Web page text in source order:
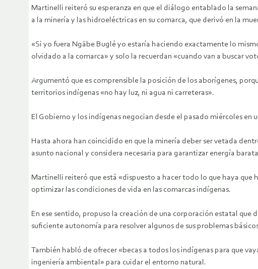
Martinelli reiteró su esperanza en que el diálogo entablado la
a la minería y las hidroeléctricas en su comarca, que derivó en la
«Si yo fuera Ngäbe Buglé yo estaría haciendo exactamente lo
olvidado a la comarca» y solo la recuerdan «cuando van a buscar
Argumentó que es comprensible la posición de los aborígenes,
territorios indígenas «no hay luz, ni agua ni carreteras».
El Gobierno y los indígenas negocian desde el pasado miércoles en
Hasta ahora han coincidido en que la minería deber ser vetada
asunto nacional y considera necesaria para garantizar energía
Martinelli reiteró que está «dispuesto a hacer todo lo que haya que
optimizar las condiciones de vida en las comarcas indígenas.
En ese sentido, propuso la creación de una corporación estatal
suficiente autonomía para resolver algunos de sus problemas
También habló de ofrecer «becas a todos los indígenas para que
ingeniería ambiental» para cuidar el entorno natural.